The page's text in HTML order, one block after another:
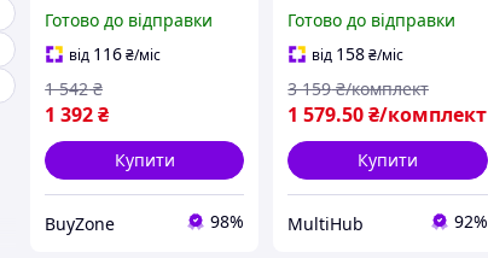
інфрачервоною
підсвіткою, камера
спостереження з двома
об'єктивами, камера
Pro
Готово до відправки
від 116₴/міс
1 392₴
1 542 ₴
Купити
BuyZone 98%
Відеокамера з нічним
підсвічуванням | PZX
Готово до відправки
від 158₴/міс
1 579.50₴/комплект
3 159 ₴/комплект
Купити
MultiHub 92%